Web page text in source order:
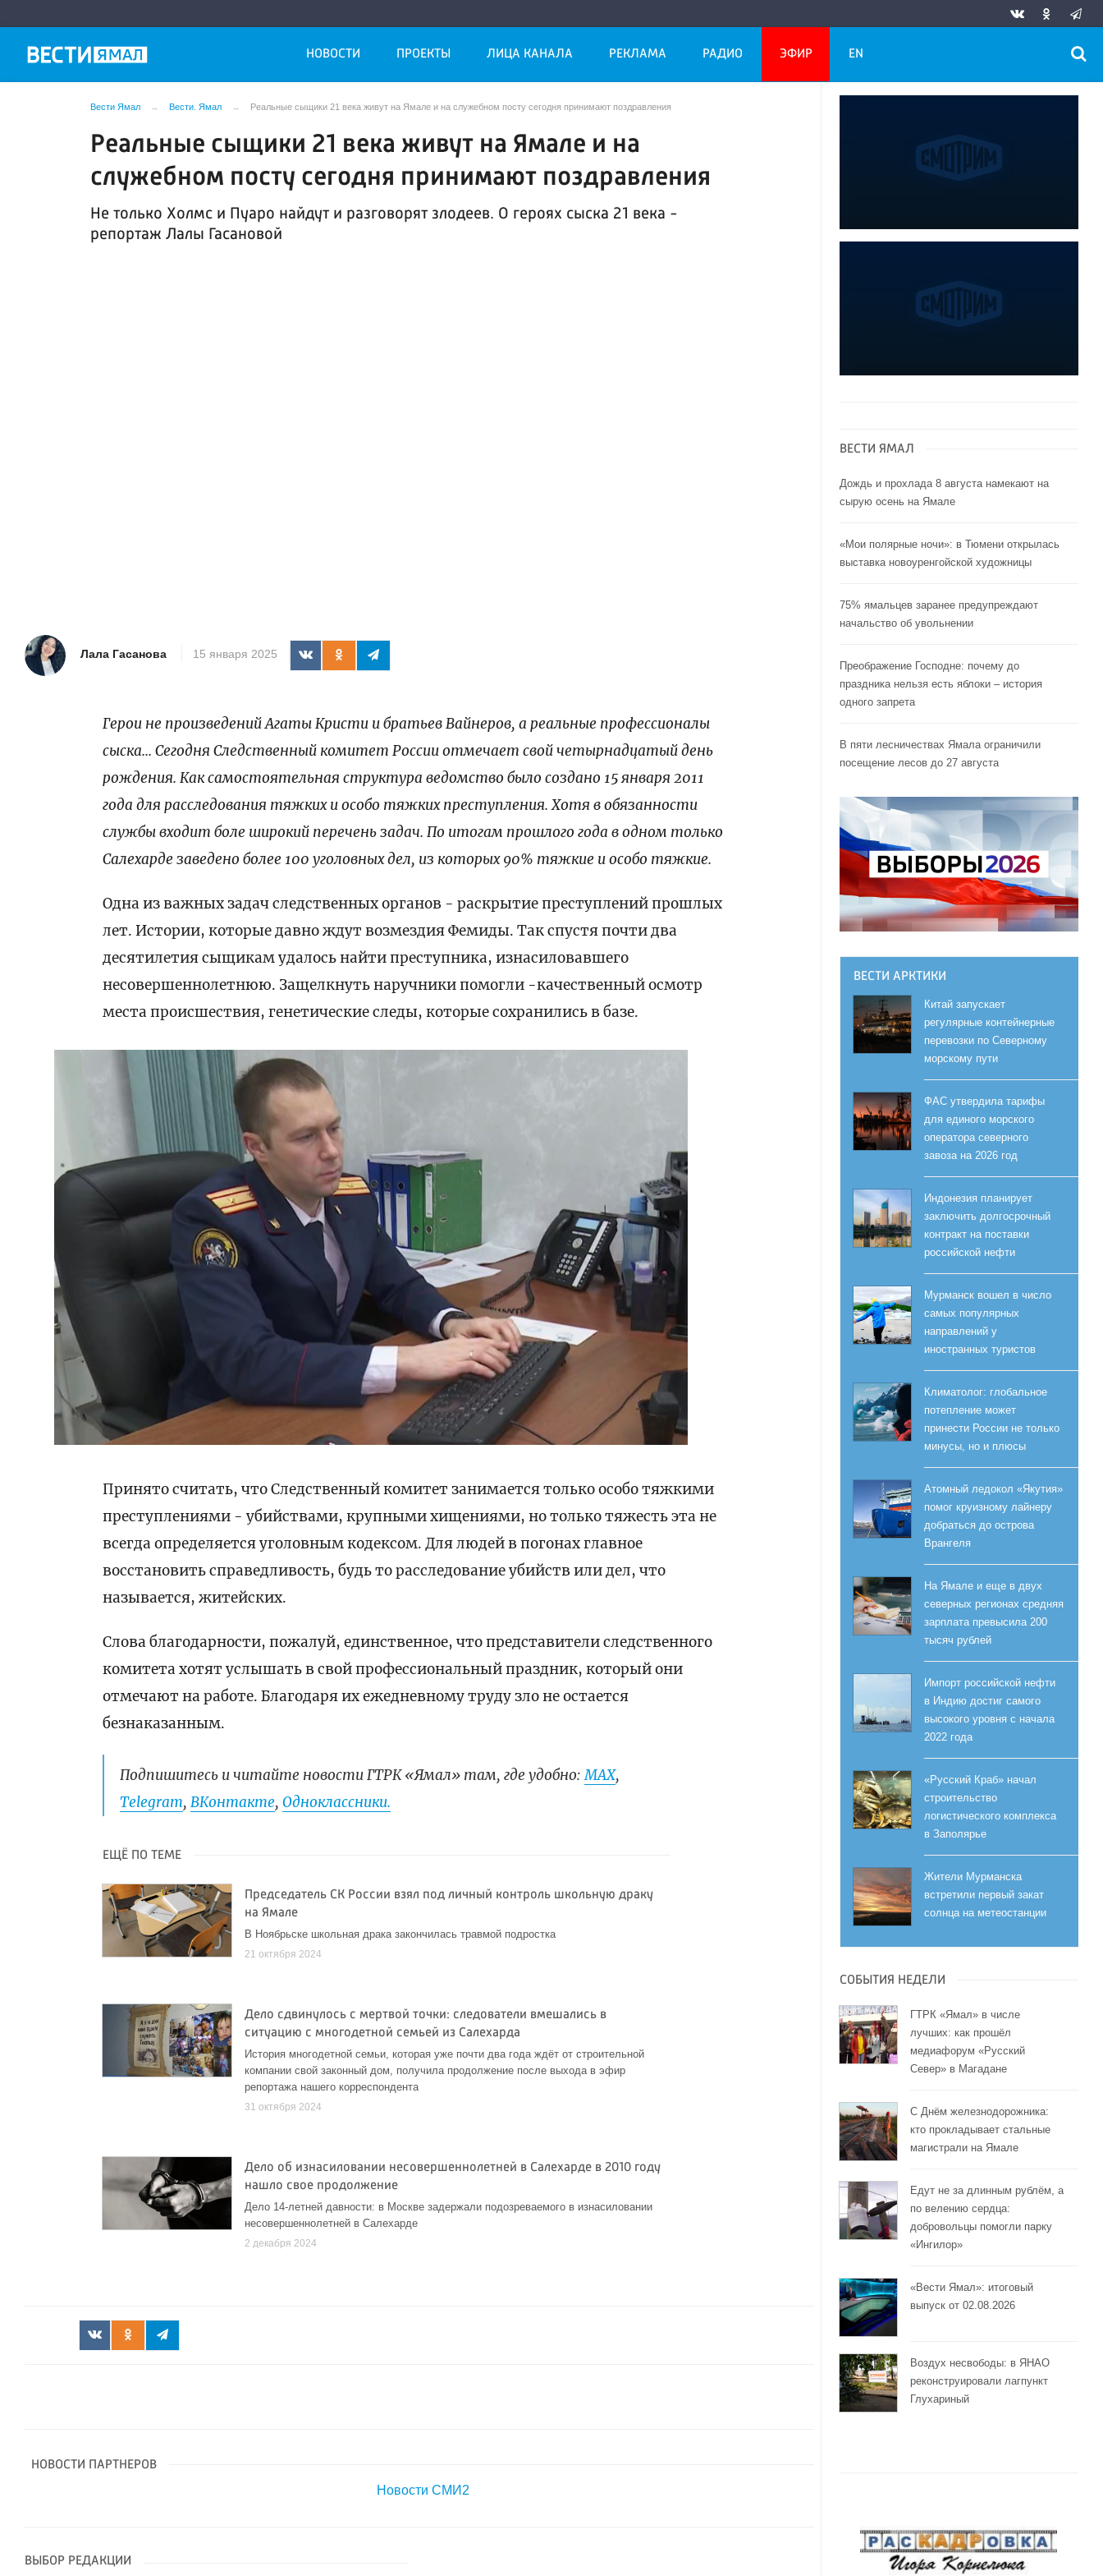
НОВОСТИ ПРОЕКТЫ ЛИЦА КАНАЛА РЕКЛАМА РАДИО ЭФИР EN
Вести Ямал Вести. Ямал Реальные сыщики 21 века живут на Ямале и на служебном посту сегодня принимают поздравления
Реальные сыщики 21 века живут на Ямале и на
служебном посту сегодня принимают поздравления
Не только Холмс и Пуаро найдут и разговорят злодеев. О героях сыска 21 века -
репортаж Лалы Гасановой
Лала Гасанова 15 января 2025
Герои не произведений Агаты Кристи и братьев Вайнеров, а реальные профессионалы
сыска... Сегодня Следственный комитет России отмечает свой четырнадцатый день
рождения. Как самостоятельная структура ведомство было создано 15 января 2011
года для расследования тяжких и особо тяжких преступления. Хотя в обязанности
службы входит боле широкий перечень задач. По итогам прошлого года в одном только
Салехарде заведено более 100 уголовных дел, из которых 90% тяжкие и особо тяжкие.
Одна из важных задач следственных органов - раскрытие преступлений прошлых
лет. Истории, которые давно ждут возмездия Фемиды. Так спустя почти два
десятилетия сыщикам удалось найти преступника, изнасиловавшего
несовершеннолетнюю. Защелкнуть наручники помогли -качественный осмотр
места происшествия, генетические следы, которые сохранились в базе.
Принято считать, что Следственный комитет занимается только особо тяжкими
преступлениями - убийствами, крупными хищениями, но только тяжесть эта не
всегда определяется уголовным кодексом. Для людей в погонах главное
восстановить справедливость, будь то расследование убийств или дел, что
называется, житейских.
Слова благодарности, пожалуй, единственное, что представители следственного
комитета хотят услышать в свой профессиональный праздник, который они
отмечают на работе. Благодаря их ежедневному труду зло не остается
безнаказанным.
Подпишитесь и читайте новости ГТРК «Ямал» там, где удобно:МАХ,
Telegram,ВКонтакте,Одноклассники.
ЕЩЁ ПО ТЕМЕ
Председатель СК России взял под личный контроль школьную драку
на Ямале
В Ноябрьске школьная драка закончилась травмой подростка
21 октября 2024
Дело сдвинулось с мертвой точки: следователи вмешались в
ситуацию с многодетной семьей из Салехарда
История многодетной семьи, которая уже почти два года ждёт от строительной
компании свой законный дом, получила продолжение после выхода в эфир
репортажа нашего корреспондента
31 октября 2024
Дело об изнасиловании несовершеннолетней в Салехарде в 2010 году
нашло свое продолжение
Дело 14-летней давности: в Москве задержали подозреваемого в изнасиловании
несовершеннолетней в Салехарде
2 декабря 2024
НОВОСТИ ПАРТНЕРОВ
Новости СМИ2
ВЫБОР РЕДАКЦИИ
ВЕСТИ ЯМАЛ
Дождь и прохлада 8 августа намекают на
сырую осень на Ямале
«Мои полярные ночи»: в Тюмени открылась
выставка новоуренгойской художницы
75% ямальцев заранее предупреждают
начальство об увольнении
Преображение Господне: почему до
праздника нельзя есть яблоки – история
одного запрета
В пяти лесничествах Ямала ограничили
посещение лесов до 27 августа
ВЕСТИ АРКТИКИ
Китай запускает
регулярные контейнерные
перевозки по Северному
морскому пути
ФАС утвердила тарифы
для единого морского
оператора северного
завоза на 2026 год
Индонезия планирует
заключить долгосрочный
контракт на поставки
российской нефти
Мурманск вошел в число
самых популярных
направлений у
иностранных туристов
Климатолог: глобальное
потепление может
принести России не только
минусы, но и плюсы
Атомный ледокол «Якутия»
помог круизному лайнеру
добраться до острова
Врангеля
На Ямале и еще в двух
северных регионах средняя
зарплата превысила 200
тысяч рублей
Импорт российской нефти
в Индию достиг самого
высокого уровня с начала
2022 года
«Русский Краб» начал
строительство
логистического комплекса
в Заполярье
Жители Мурманска
встретили первый закат
солнца на метеостанции
СОБЫТИЯ НЕДЕЛИ
ГТРК «Ямал» в числе
лучших: как прошёл
медиафорум «Русский
Север» в Магадане
С Днём железнодорожника:
кто прокладывает стальные
магистрали на Ямале
Едут не за длинным рублём, а
по велению сердца:
добровольцы помогли парку
«Ингилор»
«Вести Ямал»: итоговый
выпуск от 02.08.2026
Воздух несвободы: в ЯНАО
реконструировали лагпункт
Глухариный